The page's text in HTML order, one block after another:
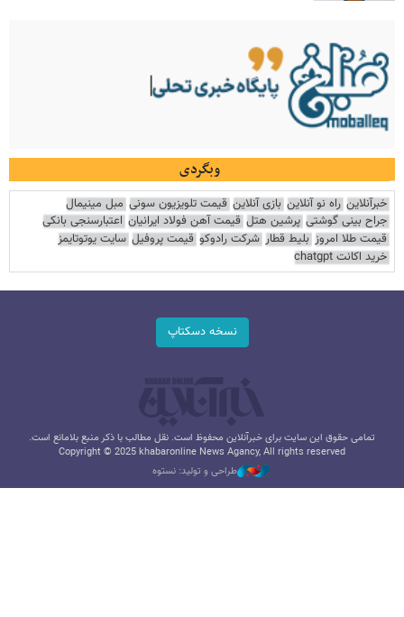
وبگردی
خبرآنلاین راه نو آنلاین بازی آنلاین قیمت تلویزیون سونی مبل مینیمال
جراح بینی گوشتی پرشین هتل قیمت آهن فولاد ایرانیان اعتبارسنجی بانکی
قیمت طلا امروز بلیط قطار شرکت رادوکو قیمت پروفیل سایت یوتوتایمز
خرید اکانت chatgpt
نسخه دسکتاپ
تمامی حقوق این سایت برای خبرآنلاین محفوظ است. نقل مطالب با ذکر منبع بلامانع است.
Copyright © 2025 khabaronline News Agancy, All rights reserved
طراحی و تولید: نستوه